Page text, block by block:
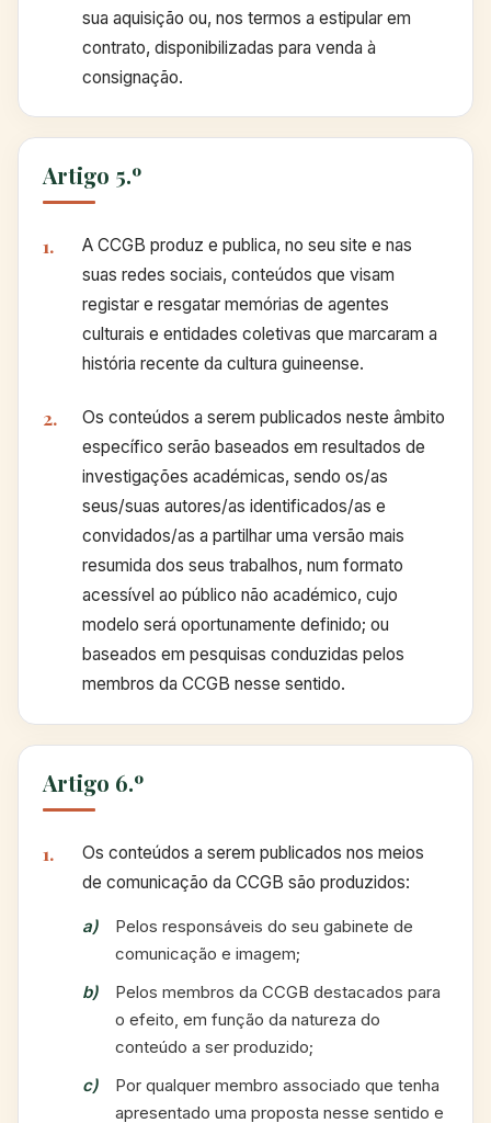
sua aquisição ou, nos termos a estipular em
contrato, disponibilizadas para venda à
consignação.
Artigo 5.º
A CCGB produz e publica, no seu site e nas
suas redes sociais, conteúdos que visam
registar e resgatar memórias de agentes
culturais e entidades coletivas que marcaram a
história recente da cultura guineense.
Os conteúdos a serem publicados neste âmbito
específico serão baseados em resultados de
investigações académicas, sendo os/as
seus/suas autores/as identificados/as e
convidados/as a partilhar uma versão mais
resumida dos seus trabalhos, num formato
acessível ao público não académico, cujo
modelo será oportunamente definido; ou
baseados em pesquisas conduzidas pelos
membros da CCGB nesse sentido.
Artigo 6.º
Os conteúdos a serem publicados nos meios
de comunicação da CCGB são produzidos:
Pelos responsáveis do seu gabinete de
comunicação e imagem;
Pelos membros da CCGB destacados para
o efeito, em função da natureza do
conteúdo a ser produzido;
Por qualquer membro associado que tenha
apresentado uma proposta nesse sentido e